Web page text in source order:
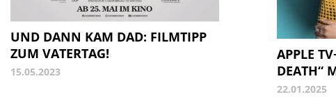
UND DANN KAM DAD: FILMTIPP
ZUM VATERTAG!
15.05.2023
APPLE
DEATH“
22.01.2025